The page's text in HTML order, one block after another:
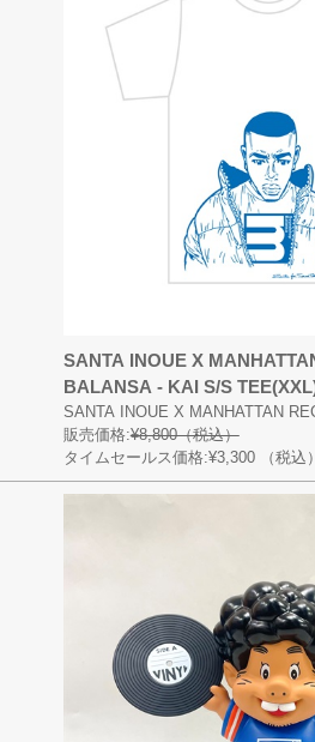
SANTA INOUE X
BALANSA - KAI S/S
SANTA INOUE X MANHATTAN
販売価格:¥8,800（税込）
タイムセールス価格:¥3,300
（税込）